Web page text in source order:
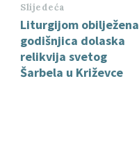
Slijedeća
Liturgijom obilježena
godišnjica dolaska
relikvija svetog
Šarbela u Križevce